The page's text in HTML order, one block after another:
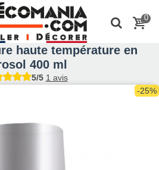
0
haute température en
400 ml
5/5 1 avis
-25%